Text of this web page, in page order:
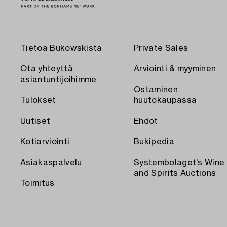
Tietoa Bukowskista
Ota yhteyttä
asiantuntijoihimme
Tulokset
Uutiset
Kotiarviointi
Asiakaspalvelu
Toimitus
Private Sales
Arviointi & myyminen
Ostaminen
huutokaupassa
Ehdot
Bukipedia
Systembolaget's Wine
and Spirits Auctions